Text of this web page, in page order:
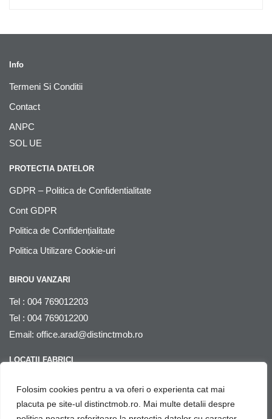
Folosim cookies pentru a va oferi o experienta cat mai
placuta pe site-ul distinctmob.ro. Mai multe detalii despre
Info
Termeni Si Conditii
Contact
ANPC
SOL UE
PROTECTIA DATELOR
GDPR – Politica de Confidentialitate
Cont GDPR
Politica de Confidențialitate
Politica Utilizare Cookie-uri
BIROU VANZARI
Tel : 004 769012203
Tel : 004 769012200
Email: office.arad@distinctmob.ro
LOCATII FABRICI
Romania